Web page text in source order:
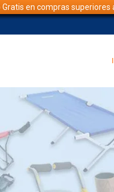
Gratis en compras